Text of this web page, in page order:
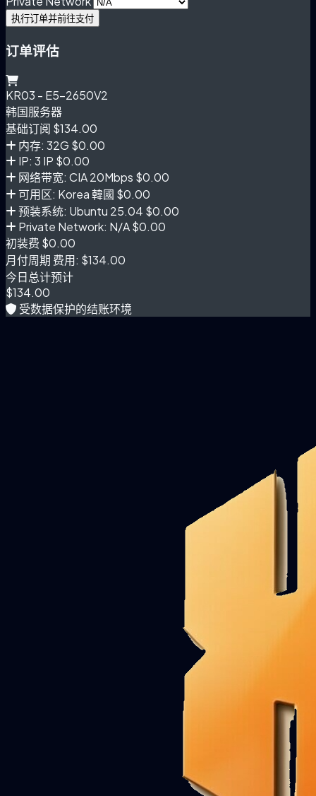
执行订单并前往支付
订单评估
KR03 - E5-2650V2
韩国服务器
基础订阅 $134.00
内存: 32G $0.00
IP: 3 IP $0.00
网络带宽: CIA 20Mbps $0.00
可用区: Korea 韓國 $0.00
预装系统: Ubuntu 25.04 $0.00
Private Network: N/A$0.00
初装费 $0.00
月付周期 费用: $134.00
今日总计预计
$134.00
受数据保护的结账环境